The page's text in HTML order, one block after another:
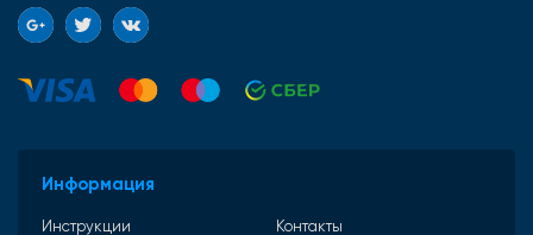
Информация
Инструкции
Контакты